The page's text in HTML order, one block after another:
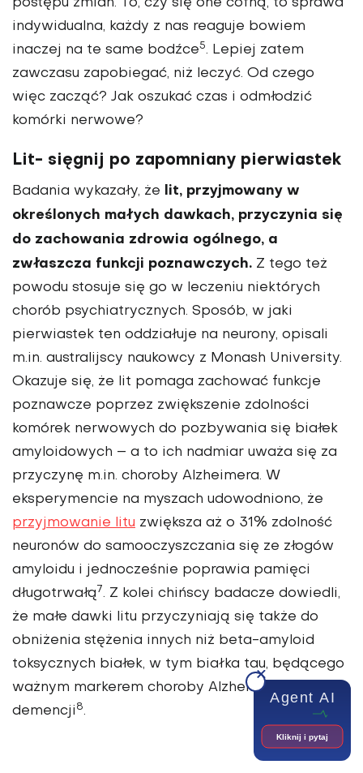
postępu zmian. To, czy się one cofną, to sprawa
indywidualna, każdy z nas reaguje bowiem
inaczej na te same bodźce5. Lepiej zatem
zawczasu zapobiegać, niż leczyć. Od czego
więc zacząć? Jak oszukać czas i odmłodzić
komórki nerwowe?
Lit- sięgnij po zapomniany pierwiastek
Badania wykazały, że
lit, przyjmowany w
określonych małych dawkach, przyczynia się
do zachowania zdrowia ogólnego, a
zwłaszcza funkcji poznawczych. Z tego też
powodu stosuje się go w leczeniu niektórych
chorób psy­chiatrycznych. Sposób, w jaki
pierwiastek ten oddziałuje na neurony, opisali
m.in. australijscy naukowcy z Monash University.
Okazuje się, że lit pomaga zachować funkcje
poznawcze poprzez zwiększenie zdolności
komórek ner­wowych do pozbywania się białek
amyloidowych – a to ich nadmiar uważa się za
przyczynę m.in. choroby Alzheimera. W
eksperymencie na myszach udowodniono, że
przyj­mowanie litu zwiększa aż o 31% zdolność
neuronów do samooczyszczania się ze złogów
amyloidu i jednocześnie poprawia pamięci
długotrwałą 7. Z kolei chińscy badacze dowiedli,
że małe dawki litu przyczyniają się także do
obni­żenia stężenia innych niż beta-amyloid
toksycznych białek, w tym białka tau, będącego
ważnym markerem choroby Alzheimera i
demencji 8.
Agent AI
Kliknij i pytaj